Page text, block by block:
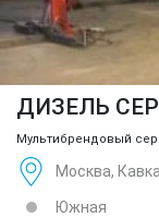
ДИЗЕЛЬ
Мультибрендовый
Москва,
Южная